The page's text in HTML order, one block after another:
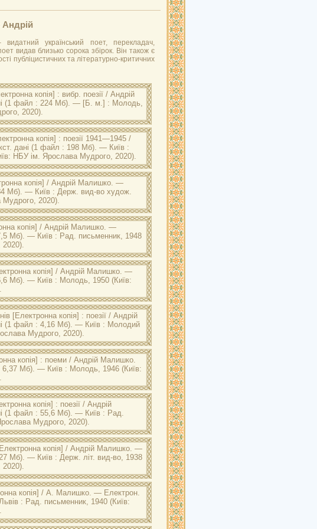
український поет, перекладач,
видав близько сорока збірок. Він також є
публіцистичних та літературно-критичних
копія] : вибр. поезії / Андрій
(1 файл : 224 Мб). — [Б. м.] : Молодь,
2020).
в НБУ ім. Ярослава Мудрого: Малишко
— [Б. м.] : Молодь, 1949. — 234 с.
копія] : поезії 1941—1945 /
дані (1 файл : 198 Мб). — Київ :
НБУ ім. Ярослава Мудрого, 2020).
в НБУ ім. Ярослава Мудрого: Малишко
Малишко. — Київ : Держ. вид-во худож. літ.,
копія] / Андрій Малишко. —
Мб). — Київ : Держ. вид-во худож.
Мудрого, 2020).
в НБУ ім. Ярослава Мудрого: Малишко
вид-во худож. літ., 1949. — 461 с.
копія] / Андрій Малишко. —
Мб). — Київ : Рад. письменник, 1948
2020).
в НБУ ім. Ярослава Мудрого: Малишко
письменник, 1948. — 185 с.
копія] / Андрій Малишко. —
Мб). — Київ : Молодь, 1950 (Київ:
в НБУ ім. Ярослава Мудрого: Малишко
Молодь, 1950. — 147 с.
[Електронна копія] : поезії / Андрій
(1 файл : 4,16 Мб). — Київ : Молодий
Мудрого, 2020).
в НБУ ім. Ярослава Мудрого: Малишко
— Київ : Молодий більшовик, 1939. —
копія] : поеми / Андрій Малишко.
Мб). — Київ : Молодь, 1946 (Київ:
в НБУ ім. Ярослава Мудрого: Малишко
: Молодь, 1946. — 96 с.
копія] : поезії / Андрій
(1 файл : 55,6 Мб). — Київ : Рад.
Мудрого, 2020).
в НБУ ім. Ярослава Мудрого: Малишко
Київ : Рад. письменник, 1946. — 159, [1] с.
копія] / Андрій Малишко. —
Мб). — Київ : Держ. літ. вид-во, 1938
2020).
в НБУ ім. Ярослава Мудрого: Малишко
: Держ. літ. вид-во, 1938. — 156 с.
копія] / А. Малишко. — Електрон.
: Рад. письменник, 1940 (Київ:
в НБУ ім. Ярослава Мудрого: Малишко